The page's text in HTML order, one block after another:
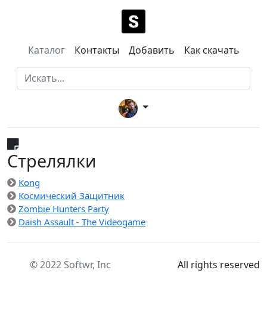
Каталог Контакты Добавить Как скачать
Стрелялки
Kong
Космический Защитник
Zombie Hunters Party
Daish Assault - The Videogame
© 2022 Softwr, Inc All rights reserved